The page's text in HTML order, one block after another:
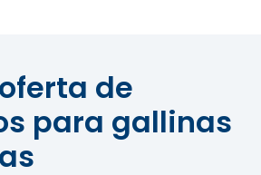
de
para gallinas